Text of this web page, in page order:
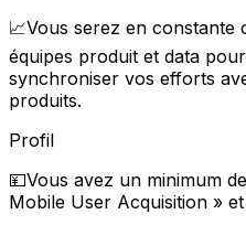
📈Vous serez en constante
équipes produit et data
synchroniser vos efforts
produits.
Profil
💴Vous avez un minimum
Mobile User Acquisition »